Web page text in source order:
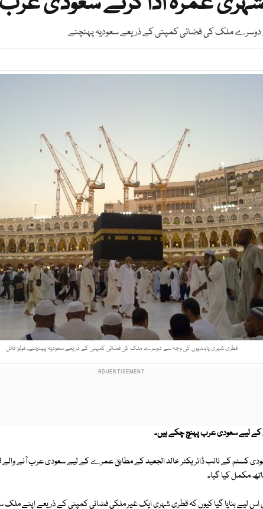
دوسرے ملک کی فضائی کمپنی کے ذریعے سعودیہ پہنچنے
قطری شہری پابندیوں کی وجہ سے دوسرے ملک کی فضائی کمپنی کے ذریعے سعودیہ پہنچنے۔ فوٹو: فائل
کسٹم کے نائب ڈائریکٹر خالد الجعید کے مطابق عمرے کے لیے سعودی عرب آنے والے
مکمل کیا گیا۔
اس لیے بنایا گیا کیوں کہ قطری شہری ایک غیر ملکی فضائی کمپنی کے ذریعے اپنے ملک